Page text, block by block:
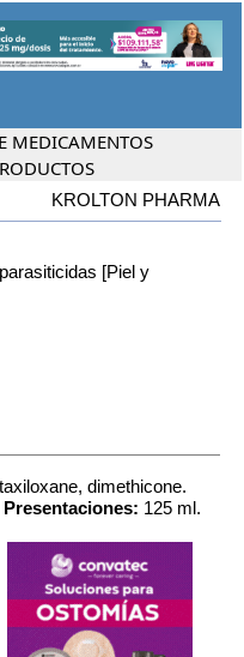
MEDICAMENTOS
KROLTON PHARMA
[Piel y
dimethicone.
Presentaciones: 125 ml.